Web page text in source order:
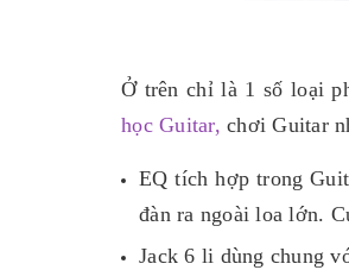
Ở trên chỉ là 1 số loại
học Guitar, chơi Guitar
EQ tích hợp trong
đàn ra ngoài loa lớn.
Jack 6 li dùng chung